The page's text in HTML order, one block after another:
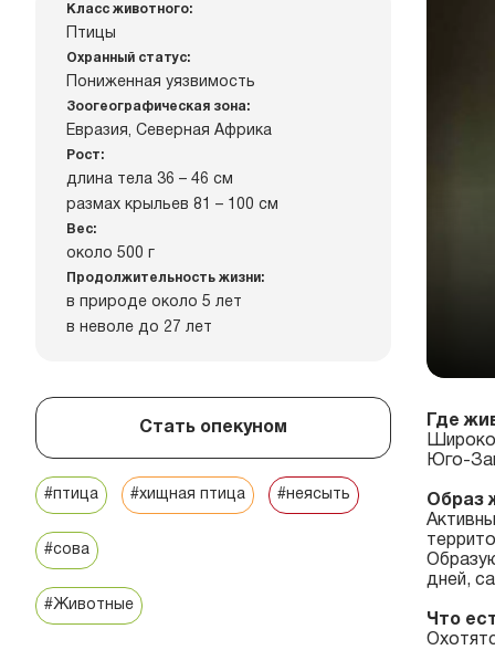
Класс животного:
Птицы
Охранный статус:
Пониженная уязвимость
Зоогеографическая зона:
Евразия, Северная Африка
Рост:
длина тела 36 – 46 см
размах крыльев 81 – 100 см
Вес:
около 500 г
Продолжительность жизни:
в природе около 5 лет
в неволе до 27 лет
Стать опекуном
#птица #хищная птица #неясыть
#сова
#Животные
Где
Широко
Юго-
Образ
дней,
Что